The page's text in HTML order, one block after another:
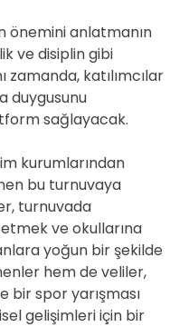
önemini anlatmanın
ve disiplin gibi
katılımcılar
duygusunu
sağlayacak.
kurumlarından
bu turnuvaya
turnuvada
ve okullarına
yoğun bir şekilde
hem de veliler,
bir spor yarışması
gelişimleri için bir